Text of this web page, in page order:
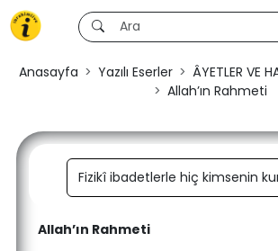
Anasayfa Yazılı Eserler
ÂYETLER VE
Allah’ın Rahmeti
Allah’ın Rahmeti